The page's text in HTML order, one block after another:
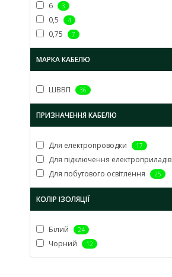
6 3
0,5 4
0,75 7
МАРКА КАБЕЛЮ
ШВВП 36
ПРИЗНАЧЕННЯ КАБЕЛЮ
Для електропроводки 17
Для підключення електроприладів
Для побутового освітлення 25
КОЛІР ІЗОЛЯЦІЇ
Білий 24
Чорний 12